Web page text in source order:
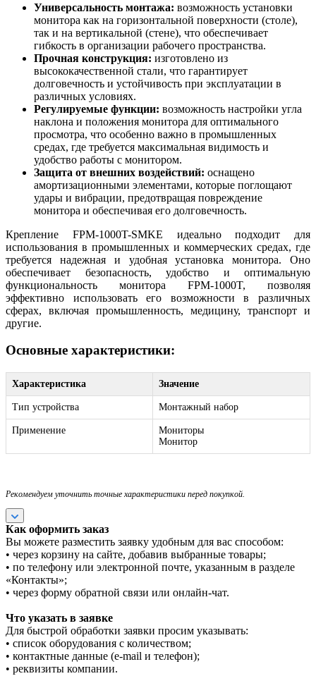
Универсальность монтажа: возможность установки
монитора как на горизонтальной поверхности (столе),
так и на вертикальной (стене), что обеспечивает
гибкость в организации рабочего пространства.
Прочная конструкция: изготовлено из
высококачественной стали, что гарантирует
долговечность и устойчивость при эксплуатации в
различных условиях.
Регулируемые функции: возможность настройки угла
наклона и положения монитора для оптимального
просмотра, что особенно важно в промышленных
средах, где требуется максимальная видимость и
удобство работы с монитором.
Защита от внешних воздействий: оснащено
амортизационными элементами, которые поглощают
удары и вибрации, предотвращая повреждение
монитора и обеспечивая его долговечность.
Крепление FPM-1000T-SMKE идеально подходит для
использования в промышленных и коммерческих средах, где
требуется надежная и удобная установка монитора. Оно
обеспечивает безопасность, удобство и оптимальную
функциональность монитора FPM-1000T, позволяя
эффективно использовать его возможности в различных
сферах, включая промышленность, медицину, транспорт и
другие.
Основные характеристики:
Характеристика Значение
Тип устройства Монтажный набор
Применение
Мониторы
Монитор
Рекомендуем уточнить точные характеристики перед покупкой.
Как оформить заказ
Вы можете разместить заявку удобным для вас способом:
• через корзину на сайте, добавив выбранные товары;
• по телефону или электронной почте, указанным в разделе
«Контакты»;
• через форму обратной связи или онлайн-чат.
Что указать в заявке
Для быстрой обработки заявки просим указывать:
• список оборудования с количеством;
• контактные данные (e-mail и телефон);
• реквизиты компании.